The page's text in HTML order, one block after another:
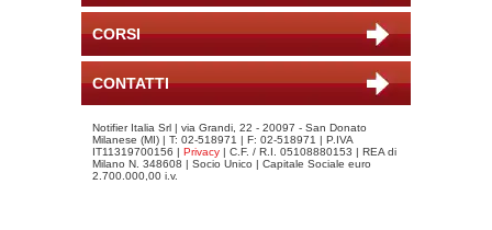
CORSI
CONTATTI
Notifier Italia Srl | via Grandi, 22 - 20097 - San Donato
Milanese (MI) | T: 02-518971 | F: 02-518971 | P.IVA
IT11319700156 | Privacy | C.F. / R.I. 05108880153 | REA di
Milano N. 348608 | Socio Unico | Capitale Sociale euro
2.700.000,00 i.v.